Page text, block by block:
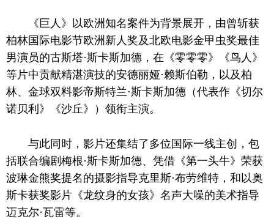
《巨人》以欧洲知名案件为背景展开，由曾斩获
柏林国际电影节欧洲新人奖及北欧电影金甲虫奖最佳
男演员的古斯塔·斯卡斯加德，在《零零零》《鸟人》
等片中贡献精湛演技的安德丽娅·赖斯伯勒，以及柏
林、金球双料影帝斯特兰·斯卡斯加德（代表作《切尔
诺贝利》《沙丘》）领衔主演。
与此同时 ， 影片还集结了多位国际一线主创，包
括联合编剧梅根·斯卡斯加德、凭借《第一头牛》荣获
波琳金熊奖提名的摄影指导克里斯·布劳维特，和以奥
斯卡获奖影片《龙纹身的女孩》名声大噪的美术指导
迈克尔·瓦雷等。